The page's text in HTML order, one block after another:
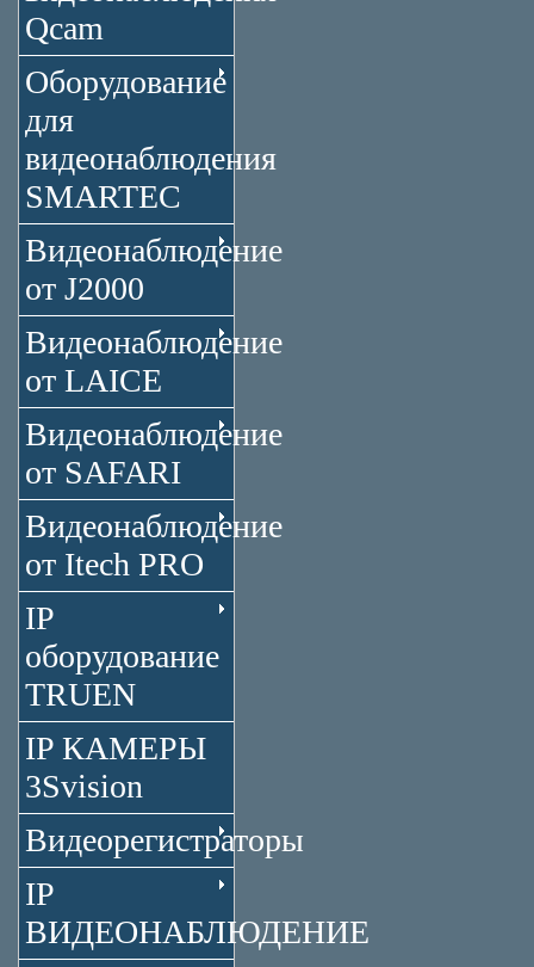
Qcam
Оборудование
для
видеонаблюдения
SMARTEC
Видеонаблюдение
от J2000
Видеонаблюдение
от LAICE
Видеонаблюдение
от SAFARI
Видеонаблюдение
от Itech PRO
IP
оборудование
TRUEN
IP КАМЕРЫ
3Svision
Видеорегистраторы
IP
ВИДЕОНАБЛЮДЕНИЕ